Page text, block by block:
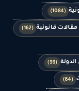
(1084)
مقالات قانونية (162)
(99)
(64)